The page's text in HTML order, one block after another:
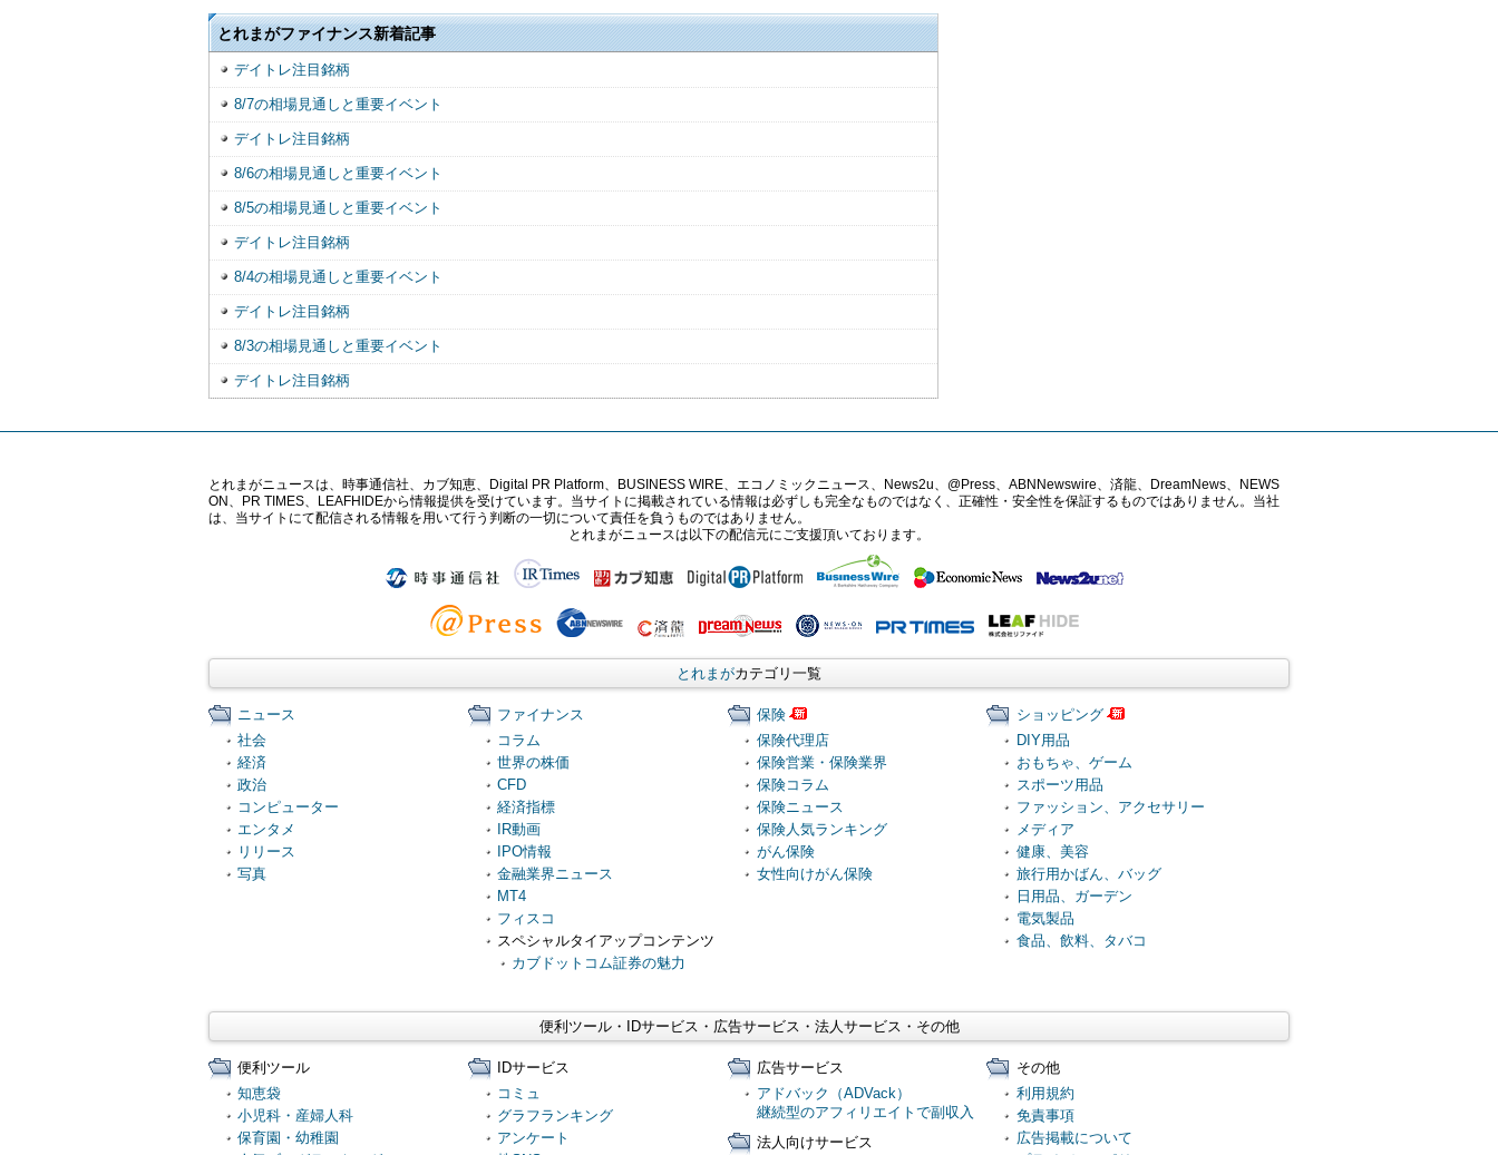
とれまがファイナンス新着記事
デイトレ注目銘柄
8/7の相場見通しと重要イベント
デイトレ注目銘柄
8/6の相場見通しと重要イベント
8/5の相場見通しと重要イベント
デイトレ注目銘柄
8/4の相場見通しと重要イベント
デイトレ注目銘柄
8/3の相場見通しと重要イベント
デイトレ注目銘柄
とれまがニュースは、時事通信社、カブ知恵、Digital PR Platform、BUSINESS WIRE、エコノミックニュース、News2u、@Press、ABNNewswire、済龍、DreamNews、NEWS
ON、PR TIMES、LEAFHIDEから情報提供を受けています。当サイトに掲載されている情報は必ずしも完全なものではなく、正確性・安全性を保証するものではありません。当社
は、当サイトにて配信される情報を用いて行う判断の一切について責任を負うものではありません。
とれまがニュースは以下の配信元にご支援頂いております。
とれまがカテゴリ一覧
ニュース
社会
経済
政治
コンピューター
エンタメ
リリース
写真
ファイナンス
コラム
世界の株価
CFD
経済指標
IR動画
IPO情報
金融業界ニュース
MT4
フィスコ
スペシャルタイアップコンテンツ
カブドットコム証券の魅力
保険
保険代理店
保険営業・保険業界
保険コラム
保険ニュース
保険人気ランキング
がん保険
女性向けがん保険
ショッピング
DIY用品
おもちゃ、ゲーム
スポーツ用品
ファッション、アクセサリー
メディア
健康、美容
旅行用かばん、バッグ
日用品、ガーデン
電気製品
食品、飲料、タバコ
便利ツール・IDサービス・広告サービス・法人サービス・その他
便利ツール
知恵袋
小児科・産婦人科
保育園・幼稚園
IDサービス
コミュ
グラフランキング
アンケート
広告サービス
アドバック（ADVack）
継続型のアフィリエイトで副収入
法人向けサービス
その他
利用規約
免責事項
広告掲載について